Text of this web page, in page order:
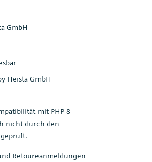
GmbH
Heista GmbH
mit PHP 8
nicht durch den
Retoureanmeldungen